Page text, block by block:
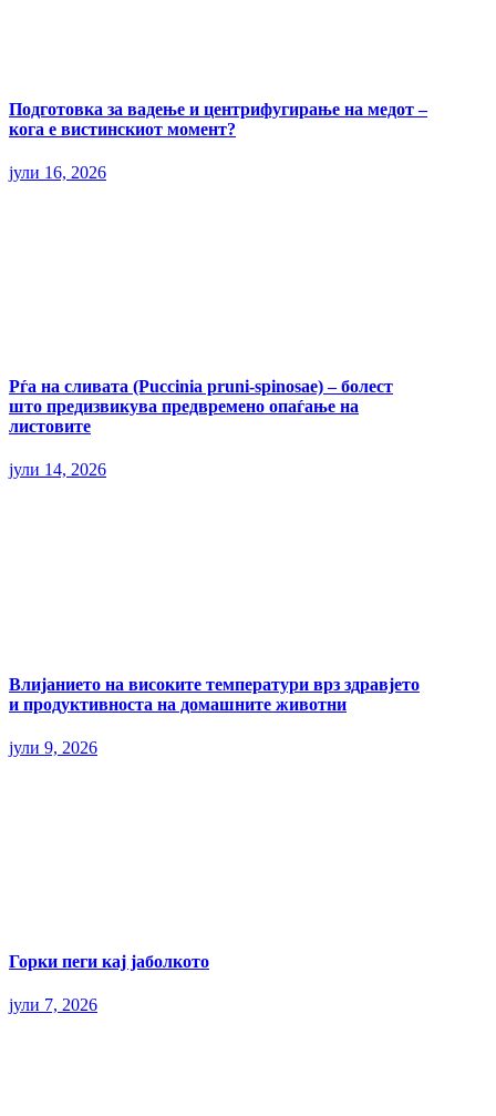
Подготовка за вадење и центрифугирање на медот –
кога е вистинскиот момент?
јули 16, 2026
Рѓа на сливата (Puccinia pruni-spinosae) – болест
што предизвикува предвремено опаѓање на
листовите
јули 14, 2026
Влијанието на високите температури врз здравјето
и продуктивноста на домашните животни
јули 9, 2026
Горки пеги кај јаболкото
јули 7, 2026